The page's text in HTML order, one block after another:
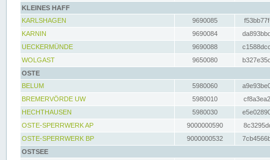
KLEINES HAFF
KARLSHAGEN
9690085
KARNIN
9690084
UECKERMÜNDE
9690088
WOLGAST
9650080
OSTE
BELUM
5980060
BREMERVÖRDE UW
5980010
HECHTHAUSEN
5980030
OSTE-SPERRWERK AP
9000000590
OSTE-SPERRWERK BP
9000000532
OSTSEE